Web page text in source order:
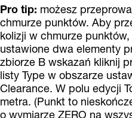
Pro tip: możesz
chmurze punktów. Aby
kolizji w chmurze
ustawione dwa elementy
zbiorze B wskazań kliknij
listy Type w obszarze
Clearance. W polu edycji
metra. (Punkt to
o wymiarze ZERO na